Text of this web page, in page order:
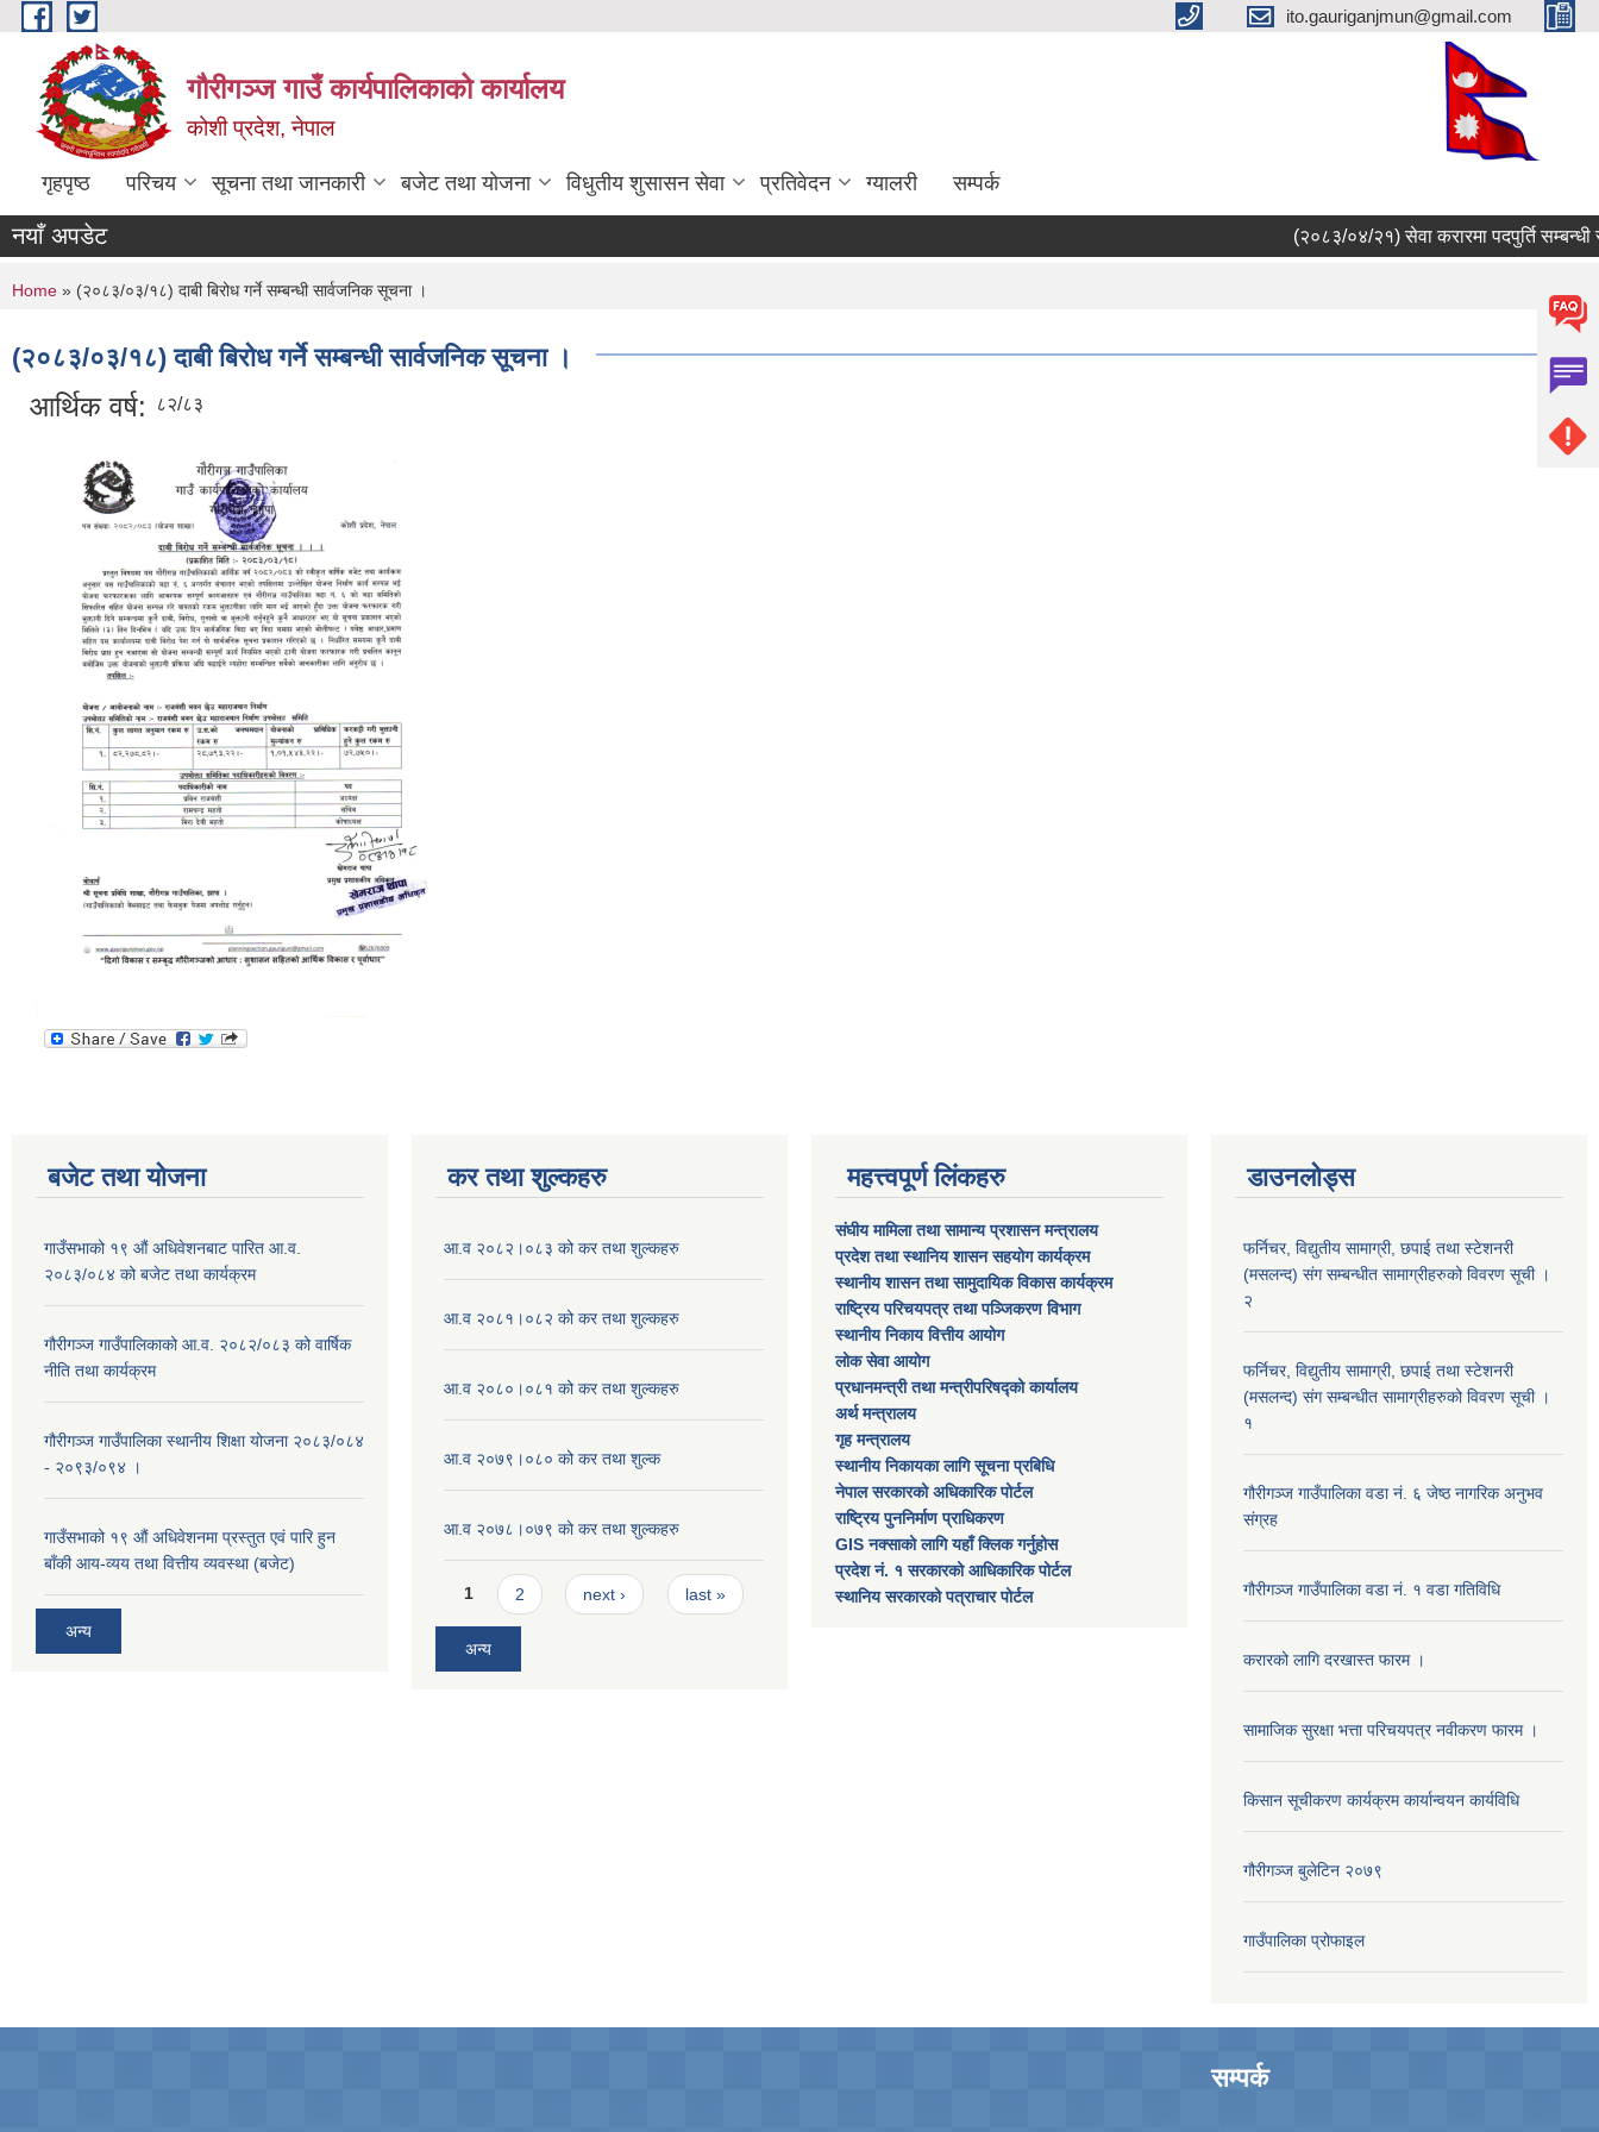
Skip to main content ito.gauriganjmun@gmail.com
गौरीगञ्‍ज गाउँ कार्यपालिकाको कार्यालय
कोशी प्रदेश, नेपाल
गृहपृष्ठ परिचय सूचना तथा जानकारी बजेट तथा योजना विधुतीय शुसासन सेवा प्रतिवेदन ग्यालरी सम्पर्क
नयाँ अपडेट (२०८३/०४/२१) सेवा करारमा पदपुर्ति सम्बन्धी
You are here
Home » (२०८३/०३/१८) दाबी बिरोध गर्ने सम्बन्धी सार्वजनिक सूचना ।
(२०८३/०३/१८) दाबी बिरोध गर्ने सम्बन्धी सार्वजनिक सूचना ।
आर्थिक वर्ष: ८२/८३
बजेट तथा याेजना
गाउँसभाको १९ औं अधिवेशनबाट पारित आ.व.
२०८३/०८४ को बजेट तथा कार्यक्रम
गौरीगञ्ज गाउँपालिकाको आ.व. २०८२/०८३ को वार्षिक
नीति तथा कार्यक्रम
गौरीगञ्ज गाउँपालिका स्थानीय शिक्षा योजना २०८३/०८४
- २०९३/०९४ ।
गाउँसभाको १९ ‌औं अधिवेशनमा प्रस्तुत एवं पारि हुन
बाँकी आय-व्यय तथा वित्तीय व्यवस्था (बजेट)
अन्य
कर तथा शुल्कहरु
आ.व २०८२।०८३ को कर तथा शुल्कहरु
आ.व २०८१।०८२ को कर तथा शुल्कहरु
आ.व २०८०।०८१ को कर तथा शुल्कहरु
आ.व २०७९।०८० को कर तथा शुल्क
आ.व २०७८।०७९ काे कर तथा शुल्कहरु
Pages
1 2 next › last »
अन्य
महत्त्वपूर्ण लिंकहरु
संघीय मामिला तथा सामान्य प्रशासन मन्त्रालय
प्रदेश तथा स्थानिय शासन सहयोग कार्यक्रम
स्थानीय शासन तथा सामुदायिक विकास कार्यक्रम
राष्ट्रिय परिचयपत्र तथा पञ्जिकरण विभाग
स्थानीय निकाय वित्तीय आयोग
लोक सेवा आयोग
प्रधानमन्त्री तथा मन्त्रीपरिषद्को कार्यालय
अर्थ मन्त्रालय
गृह मन्त्रालय
स्थानीय निकायका लागि सूचना प्रबिधि
नेपाल सरकारको अधिकारिक पोर्टल
राष्ट्रिय पुननिर्माण प्राधिकरण
GIS नक्साको लागि यहाँ क्लिक गर्नुहोस
प्रदेश नं. १ सरकारको आधिकारिक पोर्टल
स्थानिय सरकारको पत्राचार पोर्टल
डाउनलोड्स
फर्निचर, विद्युतीय सामाग्री, छपाई तथा स्टेशनरी
(मसलन्द) संग सम्बन्धीत सामाग्रीहरुको विवरण सूची ।
२
फर्निचर, विद्युतीय सामाग्री, छपाई तथा स्टेशनरी
(मसलन्द) संग सम्बन्धीत सामाग्रीहरुको विवरण सूची ।
१
गौरीगञ्‍ज गाउँपालिका वडा नं. ६ जेष्ठ नागरिक अनुभव
संग्रह
गौरीगञ्‍ज गाउँपालिका वडा नं. १ वडा गतिविधि
करारको लागि दरखास्त फारम ।
सामाजिक सुरक्षा भत्ता परिचयपत्र नवीकरण फारम ।
किसान सूचीकरण कार्यक्रम कार्यान्वयन कार्यविधि
गौरीगञ्‍ज बुलेटिन २०७९
गाउँपालिका प्रोफाइल
सम्पर्क